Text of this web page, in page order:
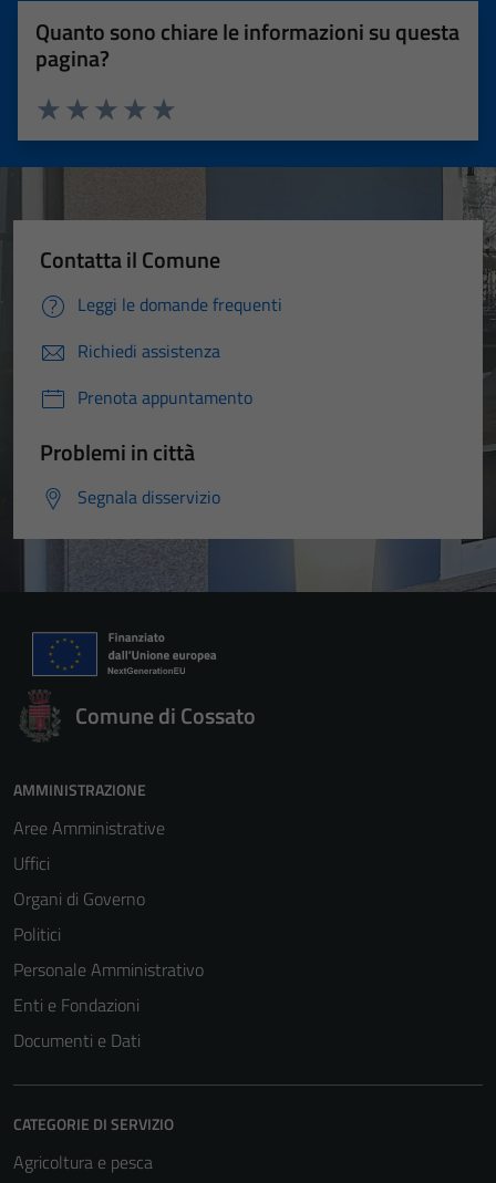
Quanto sono chiare le informazioni su questa
pagina?
Valuta 5 stelle su 5
Valuta 4 stelle su 5
Valuta 3 stelle su 5
Valuta 2 stelle su 5
Valuta 1 stelle su 5
Contatta il Comune
Leggi le domande frequenti
Richiedi assistenza
Prenota appuntamento
Problemi in città
Segnala disservizio
Comune di Cossato
AMMINISTRAZIONE
Aree Amministrative
Uffici
Organi di Governo
Politici
Personale Amministrativo
Enti e Fondazioni
Documenti e Dati
CATEGORIE DI SERVIZIO
Agricoltura e pesca